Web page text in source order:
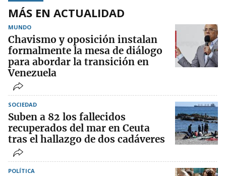
MÁS EN ACTUALIDAD
MUNDO
Chavismo y oposición instalan
formalmente la mesa de diálogo
para abordar la transición en
Venezuela
SOCIEDAD
Suben a 82 los fallecidos
recuperados del mar en Ceuta
tras el hallazgo de dos cadáveres
POLÍTICA